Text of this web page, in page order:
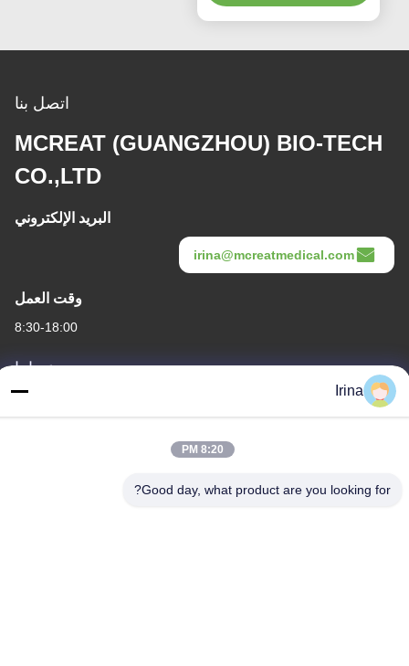
اتصل بنا
MCREAT (GUANGZHOU) BIO-TECH
CO.,LTD
البريد الإلكتروني
irina@mcreatmedical.com
وقت العمل
8:30-18:00
عنواننا
العنوان
شيجي، منطقة بانيو، قوانغتشو، قوانغدونغ الصين
الهاتف
Irina
8:20 PM
Good day, what product are you looking for?